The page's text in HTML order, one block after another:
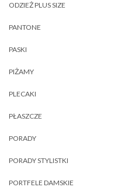
ODZIEŻ PLUS SIZE
PANTONE
PASKI
PIŻAMY
PLECAKI
PŁASZCZE
PORADY
PORADY STYLISTKI
PORTFELE DAMSKIE